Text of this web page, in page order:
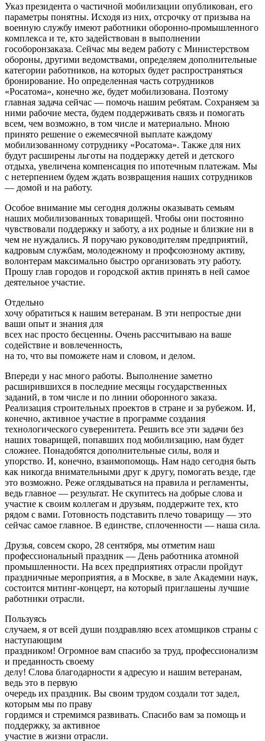
Указ президента о частичной мобилизации опубликован, его
параметры понятны. Исходя из них, отсрочку от призыва на
военную службу имеют работники оборонно-промышленного
комплекса и те, кто задействован в выполнении
гособоронзаказа. Сейчас мы ведем работу с Министерством
обороны, другими ведомствами, определяем дополнительные
категории работников, на которых будет распространяться
бронирование. Но определенная часть сотрудников
«Росатома», конечно же, будет мобилизована. Поэтому
главная задача сейчас — помочь нашим ребятам. Сохраняем за
ними рабочие места, будем поддерживать связь и помогать
всем, чем возможно, в том числе и материально. Мною
принято решение о ежемесячной выплате каждому
мобилизованному сотруднику «Росатома». Также для них
будут расширены льготы на поддержку детей и детского
отдыха, увеличена компенсация по ипотечным платежам. Мы
с нетерпением будем ждать возвращения наших сотрудников
— домой и на работу.
Особое внимание мы сегодня должны оказывать семьям
наших мобилизованных товарищей. Чтобы они постоянно
чувствовали поддержку и заботу, а их родные и близкие ни в
чем не нуждались. Я поручаю руководителям предприятий,
кадровым службам, молодежному и профсоюзному активу,
волонтерам максимально быстро организовать эту работу.
Прошу глав городов и городской актив принять в ней самое
деятельное участие.
Отдельно
хочу обратиться к нашим ветеранам. В эти непростые дни
ваши опыт и знания для
всех нас просто бесценны. Очень рассчитываю на ваше
содействие и вовлеченность,
на то, что вы поможете нам и словом, и делом.
Впереди у нас много работы. Выполнение заметно
расширившихся в последние месяцы государственных
заданий, в том числе и по линии оборонного заказа.
Реализация строительных проектов в стране и за рубежом. И,
конечно, активное участие в программе создания
технологического суверенитета. Решить все эти задачи без
наших товарищей, попавших под мобилизацию, нам будет
сложнее. Понадобятся дополнительные силы, воля и
упорство. И, конечно, взаимопомощь. Нам надо сегодня быть
как никогда внимательными друг к другу, помогать везде, где
это возможно. Реже оглядываться на правила и регламенты,
ведь главное — результат. Не скупитесь на добрые слова и
участие к своим коллегам и друзьям, поддержите тех, кто
рядом с вами. Готовность подставить плечо товарищу — это
сейчас самое главное. В единстве, сплоченности — наша сила.
Друзья, совсем скоро, 28 сентября, мы отметим наш
профессиональный праздник — День работника атомной
промышленности. На всех предприятиях отрасли пройдут
праздничные мероприятия, а в Москве, в зале Академии наук,
состоится митинг-концерт, на который приглашены лучшие
работники отрасли.
Пользуясь
случаем, я от всей души поздравляю всех атомщиков страны с
наступающим
праздником! Огромное вам спасибо за труд, профессионализм
и преданность своему
делу! Слова благодарности я адресую и нашим ветеранам,
ведь это в первую
очередь их праздник. Вы своим трудом создали тот задел,
которым мы по праву
гордимся и стремимся развивать. Спасибо вам за помощь и
поддержку, за активное
участие в жизни отрасли.